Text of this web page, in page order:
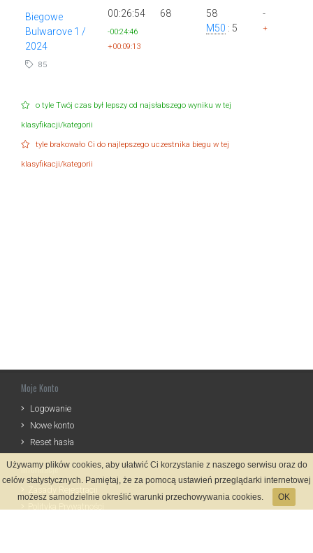
Biegowe
Bulwarove 1 /
2024
85
00:26:54
-00:24:46
+00:09:13
68
58
M50 : 5
-
+
o tyle Twój czas był lepszy od najsłabszego wyniku w tej
klasyfikacji/kategorii
tyle brakowało Ci do najlepszego uczestnika biegu w tej
klasyfikacji/kategorii
Moje Konto
Logowanie
Nowe konto
Reset hasła
Informacje
Używamy plików cookies, aby ułatwić Ci korzystanie z naszego serwisu oraz do
celów statystycznych. Pamiętaj, że za pomocą ustawień przeglądarki internetowej
możesz samodzielnie określić warunki przechowywania cookies.
OK